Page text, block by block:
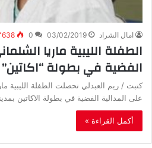
امال الشراد 03/02/2019
0
الطفلة الليبية ماريا
الفضية في بطولة
على المدالية الفضية في بطولة الاكاتين
أكمل القراءة »